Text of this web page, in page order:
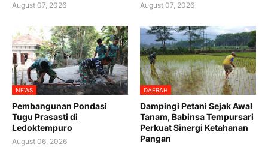
August 07, 2026 August 07, 2026
NEWS
Pembangunan Pondasi
Tugu Prasasti di
Ledoktempuro
August 06, 2026
DAERAH
Dampingi Petani Sejak Awal
Tanam, Babinsa Tempursari
Perkuat Sinergi Ketahanan
Pangan